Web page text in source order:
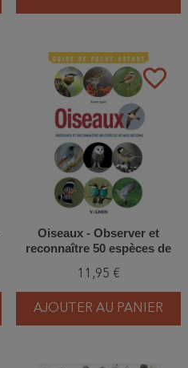
favorite_border
Oiseaux - Observer et
reconnaître 50 espèces de
11,95 €
AJOUTER AU PANIER